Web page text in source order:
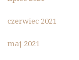
czerwiec 2021
maj 2021